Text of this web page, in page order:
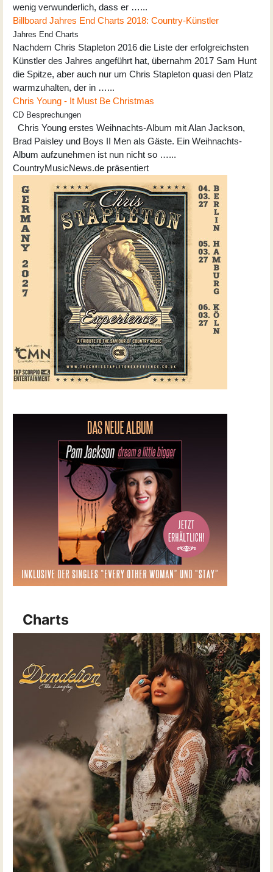
wenig verwunderlich, dass er …...
Billboard Jahres End Charts 2018: Country-Künstler
Jahres End Charts
Nachdem Chris Stapleton 2016 die Liste der erfolgreichsten
Künstler des Jahres angeführt hat, übernahm 2017 Sam Hunt
die Spitze, aber auch nur um Chris Stapleton quasi den Platz
warmzuhalten, der in …...
Chris Young - It Must Be Christmas
CD Besprechungen
Chris Young erstes Weihnachts-Album mit Alan Jackson,
Brad Paisley und Boys II Men als Gäste. Ein Weihnachts-
Album aufzunehmen ist nun nicht so …...
CountryMusicNews.de präsentiert
Charts